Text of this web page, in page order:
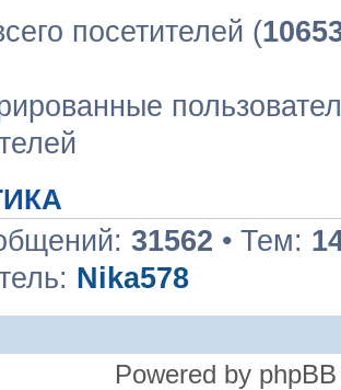
посетителей (
31562 • Тем:
Nika578
Powered by